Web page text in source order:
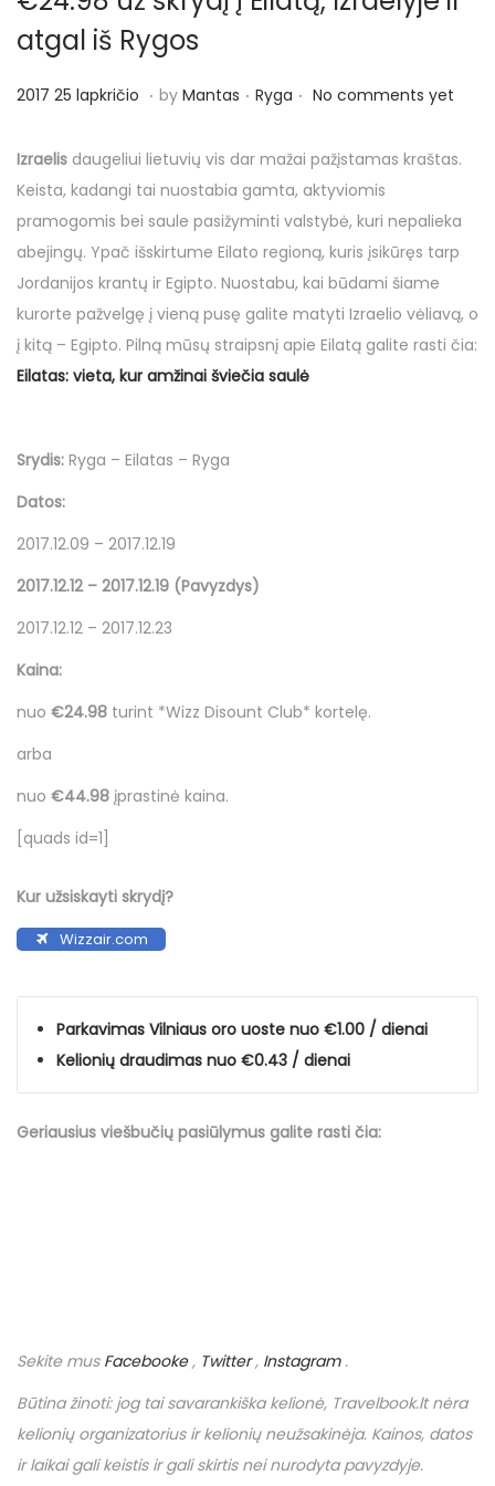
atgal iš Rygos
P
s
t
e
d
o
n
2017 25 lapkričio 2
1
7
2
5
l
a
p
k
č
. by Mantas . P
s
t
e
d
i
n
Ryga . No comments yet
Izraelis daugeliui lietuvių vis dar mažai pažįstamas kraštas.
Keista, kadangi tai nuostabia gamta, aktyviomis
pramogomis bei saule pasižyminti valstybė, kuri nepalieka
abejingų. Ypač išskirtume Eilato regioną, kuris įsikūręs tarp
Jordanijos krantų ir Egipto. Nuostabu, kai būdami šiame
kurorte pažvelgę į vieną pusę galite matyti Izraelio vėliavą, o
į kitą – Egipto. Pilną mūsų straipsnį apie Eilatą galite rasti čia:
Eilatas: vieta, kur amžinai šviečia saulė
Srydis: Ryga – Eilatas – Ryga
Datos:
2017.12.09 – 2017.12.19
2017.12.12 – 2017.12.19 (Pavyzdys)
2017.12.12 – 2017.12.23
Kaina:
nuo €24.98 turint *Wizz Disount Club* kortelę.
arba
nuo €44.98 įprastinė kaina.
[quads id=1]
Kur užsiskayti skrydį?
Wizzair.com
Parkavimas Vilniaus oro uoste nuo €1.00 / dienai
Kelionių draudimas nuo €0.43 / dienai
Geriausius viešbučių pasiūlymus galite rasti čia:
Sekite mus Facebooke, Twitter, Instagram.
Būtina žinoti: jog tai savarankiška kelionė, Travelbook.ltnėra
kelionių organizatorius ir kelionių neužsakinėja. Kainos, datos
ir laikai gali keistis ir gali skirtis nei nurodyta pavyzdyje.